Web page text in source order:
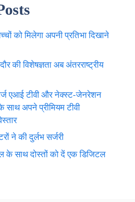
को मिलेगा अपनी प्रतिभा दिखाने
की विशेषज्ञता अब अंतरराष्ट्रीय
एआई टीवी और नेक्स्ट-जेनरेशन
अपने प्रीमियम टीवी
ने की दुर्लभ सर्जरी
के साथ दोस्तों को दें एक डिजिटल